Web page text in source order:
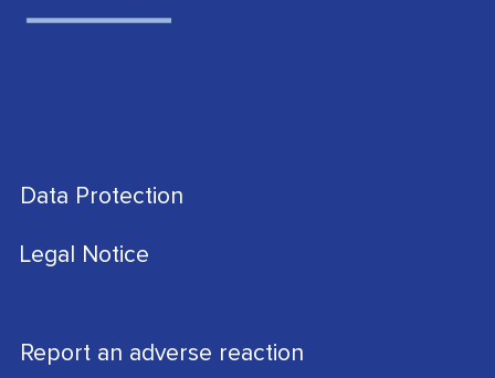
Data Protection
Legal Notice
Report an adverse reaction